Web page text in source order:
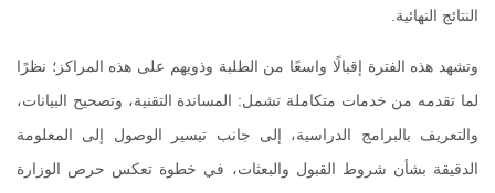
النتائج النهائية.
وتشهد هذه الفترة إقبالًا واسعًا من الطلبة وذويهم على هذه المراكز؛ نظرًا
لما تقدمه من خدمات متكاملة تشمل: المساندة التقنية، وتصحيح البيانات،
والتعريف بالبرامج الدراسية، إلى جانب تيسير الوصول إلى المعلومة
الدقيقة بشأن شروط القبول والبعثات، في خطوة تعكس حرص الوزارة